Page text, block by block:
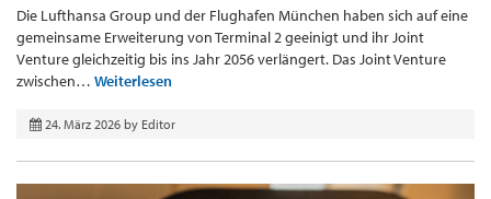
Die Lufthansa Group und der Flughafen München haben sich auf eine
gemeinsame Erweiterung von Terminal 2 geeinigt und ihr Joint
Venture gleichzeitig bis ins Jahr 2056 verlängert. Das Joint Venture
zwischen… Weiterlesen
24. März 2026 by Editor